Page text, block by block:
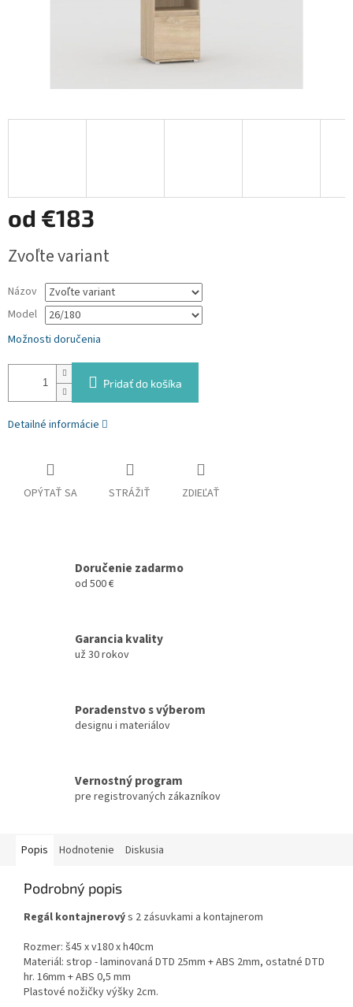
od €183
cena:
Zvoľte variant
Názov
Model
Možnosti doručenia
Pridať do košíka
Detailné informácie
OPÝTAŤ SA STRÁŽIŤ ZDIEĽAŤ
Doručenie zadarmo
od 500 €
Garancia kvality
už 30 rokov
Poradenstvo s výberom
designu i materiálov
Vernostný program
pre registrovaných zákazníkov
Popis Hodnotenie Diskusia
Podrobný popis
Regál kontajnerovýs 2 zásuvkami a kontajnerom
Rozmer: š45 x v180 x h40cm
Materiál: strop - laminovaná DTD 25mm + ABS 2mm, ostatné DTD
hr. 16mm + ABS 0,5 mm
Plastové nožičky výšky 2cm.